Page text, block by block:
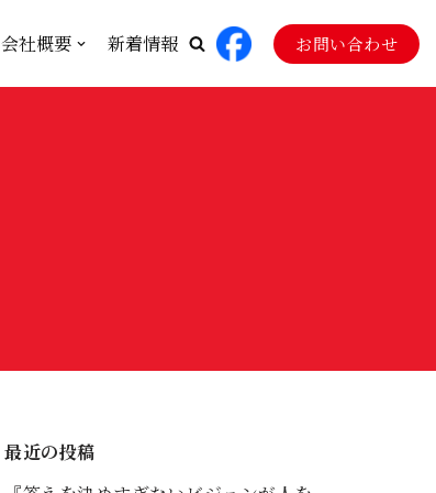
会社概要 新着情報 お問い合わせ
最近の投稿